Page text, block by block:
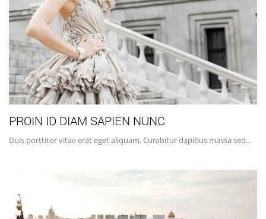
PROIN ID DIAM SAPIEN NUNC
Duis porttitor vitae erat eget aliquam. Curabitur dapibus massa sed…